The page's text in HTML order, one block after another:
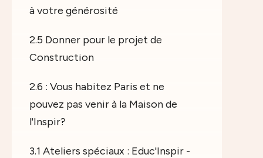
à votre générosité
2.5 Donner pour le projet de
Construction
2.6 : Vous habitez Paris et ne
pouvez pas venir à la Maison de
l'Inspir?
3.1 Ateliers spéciaux : Educ'Inspir -